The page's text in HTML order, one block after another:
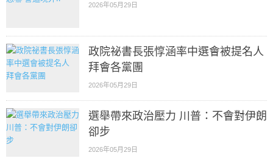
2026年05月29日
政院祕書長張惇涵率中選會被提名人
拜會各黨團
2026年05月29日
選舉帶來政治壓力 川普：不會對伊朗
卻步
2026年05月29日